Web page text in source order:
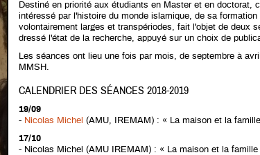
Destiné en priorité aux étudiants en Master et en doctorat,
intéressé par l'histoire du monde islamique, de sa
volontairement larges et transpériodes, fait l'objet de deux
dressé l'état de la recherche, appuyé sur un choix de
Les séances ont lieu une fois par mois, de septembre à
MMSH.
CALENDRIER DES SÉANCES 2018-2019
19/09
- Nicolas Michel (AMU, IREMAM) : « La maison et la
17/10
- Nicolas Michel (AMU IREMAM) : « La maison et la famille